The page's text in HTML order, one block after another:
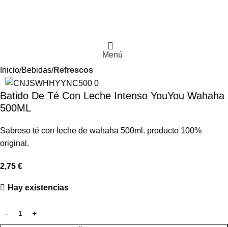
Menú
Inicio Bebidas Refrescos
Batido De Té Con Leche Intenso YouYou Wahaha
500ML
Sabroso té con leche de wahaha 500ml. producto 100%
original.
2,75 €
Hay existencias